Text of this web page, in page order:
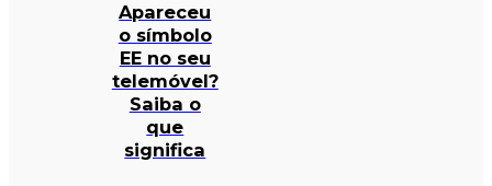
Apareceu
o símbolo
EE no seu
telemóvel?
Saiba o
que
significa